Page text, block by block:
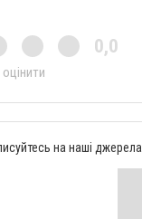
0,0
на наші джерела